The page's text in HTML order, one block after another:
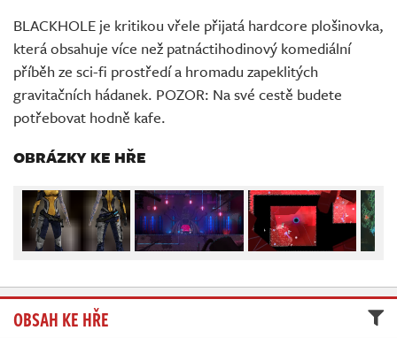
BLACKHOLE je kritikou vřele přijatá hardcore plošinovka,
která obsahuje více než patnáctihodinový komediální
příběh ze sci-fi prostředí a hromadu zapeklitých
gravitačních hádanek. POZOR: Na své cestě budete
potřebovat hodně kafe.
OBRÁZKY KE HŘE
OBSAH KE HŘE